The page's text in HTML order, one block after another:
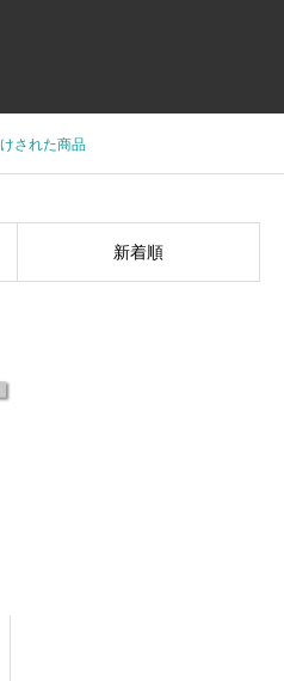
された商品
新着順